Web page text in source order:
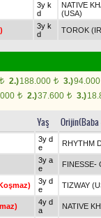
3y k
d
NATIVE
(USA)
3y k
d
TOROK
t 2.)188.000 t 3.)94.000
t 2.)37.600 t 3.)
Yaş Orijin(Baba
3y d
e
RHYTHM
3y a
e
FINESSE-
3y d
e
TIZWAY
4y d
a
NATIVE